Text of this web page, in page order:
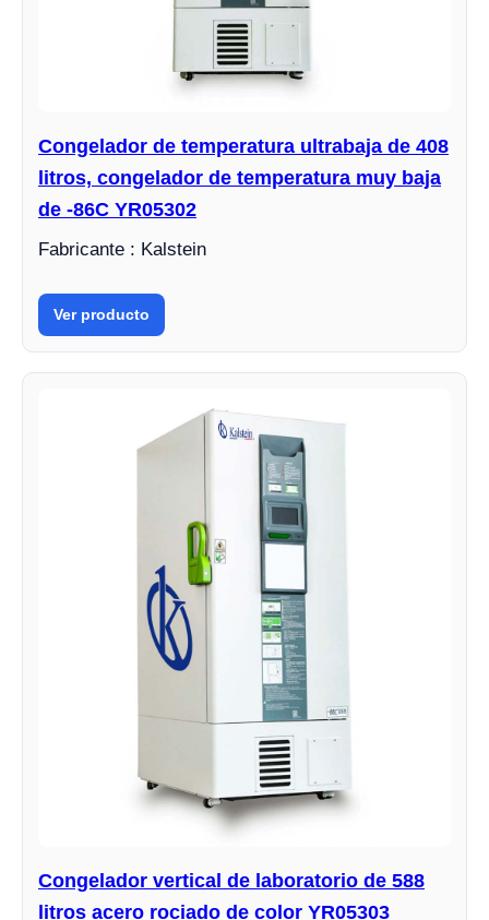
Congelador de temperatura ultrabaja de 408
litros, congelador de temperatura muy baja
de -86C YR05302
Fabricante : Kalstein
Ver producto
Congelador vertical de laboratorio de 588
litros acero rociado de color YR05303